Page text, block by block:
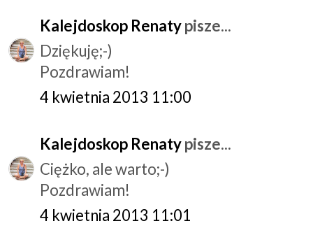
Kalejdoskop Renatypisze...
Dziękuję;-)
Pozdrawiam!
4 kwietnia 2013 11:00
Kalejdoskop Renatypisze...
Ciężko, ale warto;-)
Pozdrawiam!
4 kwietnia 2013 11:01